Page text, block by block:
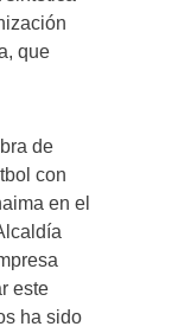
que
de
con
en el
este
ha sido